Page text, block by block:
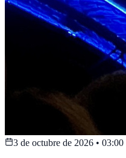
3 de octubre de 2026 • 03:00